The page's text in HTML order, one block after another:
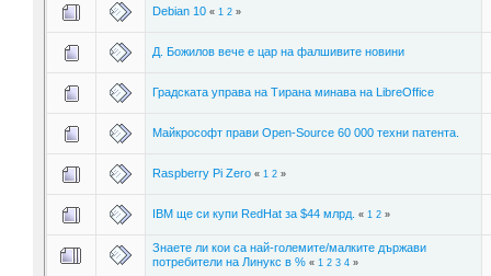
Debian 10 « 1 2»
Д. Бoжилoв вече е цар на фалшивите новини
Градската управа на Тирана минава на LibreOffice
Майкрософт прави Open-Source 60 000 техни патента.
Raspberry Pi Zero « 1 2»
IBM ще си купи RedHat за $44 млрд. « 1 2»
Знаете ли кои са най-големите/малките държави
потребители на Линукс в % « 1 2 3 4»